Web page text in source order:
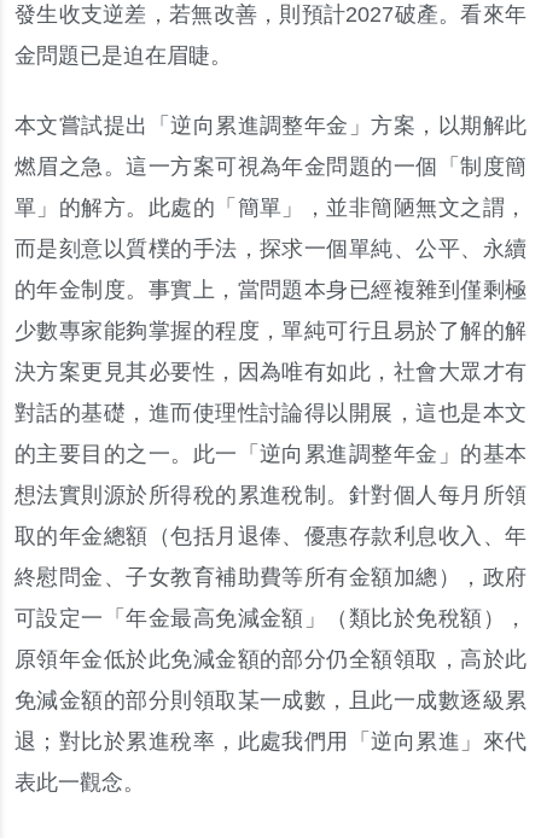
發生收支逆差，若無改善，則預計2027破產。看來年
金問題已是迫在眉睫。
本文嘗試提出「逆向累進調整年金」方案，以期解此
燃眉之急。這一方案可視為年金問題的一個「制度簡
單」的解方。此處的「簡單」，並非簡陋無文之謂，
而是刻意以質樸的手法，探求一個單純、公平、永續
的年金制度。事實上，當問題本身已經複雜到僅剩極
少數專家能夠掌握的程度，單純可行且易於了解的解
決方案更見其必要性，因為唯有如此，社會大眾才有
對話的基礎，進而使理性討論得以開展，這也是本文
的主要目的之一。此一「逆向累進調整年金」的基本
想法實則源於所得稅的累進稅制。針對個人每月所領
取的年金總額（包括月退俸、優惠存款利息收入、年
終慰問金、子女教育補助費等所有金額加總），政府
可設定一「年金最高免減金額」（類比於免稅額），
原領年金低於此免減金額的部分仍全額領取，高於此
免減金額的部分則領取某一成數，且此一成數逐級累
退；對比於累進稅率，此處我們用「逆向累進」來代
表此一觀念。